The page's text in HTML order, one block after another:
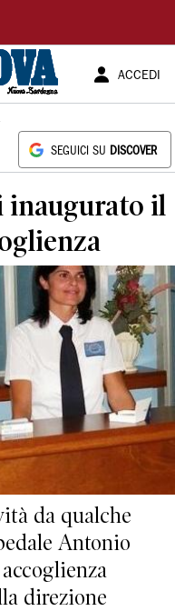
ACCEDI
SEGUICI SU DISCOVER
inaugurato il
da qualche
Antonio
direzione